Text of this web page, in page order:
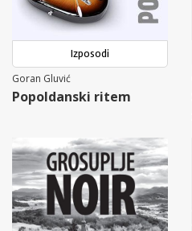
Izposodi
Goran Gluvić
Popoldanski ritem